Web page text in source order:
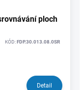
ploch
KÓD:FDP.30.013.08.0SR
Detail